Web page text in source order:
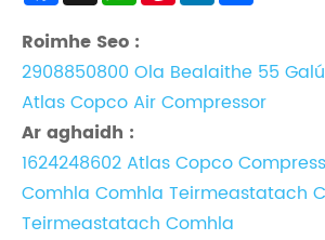
Roimhe Seo :
2908850800 Ola Bealaithe 55
Atlas Copco Air Compressor
Ar aghaidh :
1624248602 Atlas Copco
Comhla Comhla Teirmeastatach
Teirmeastatach Comhla